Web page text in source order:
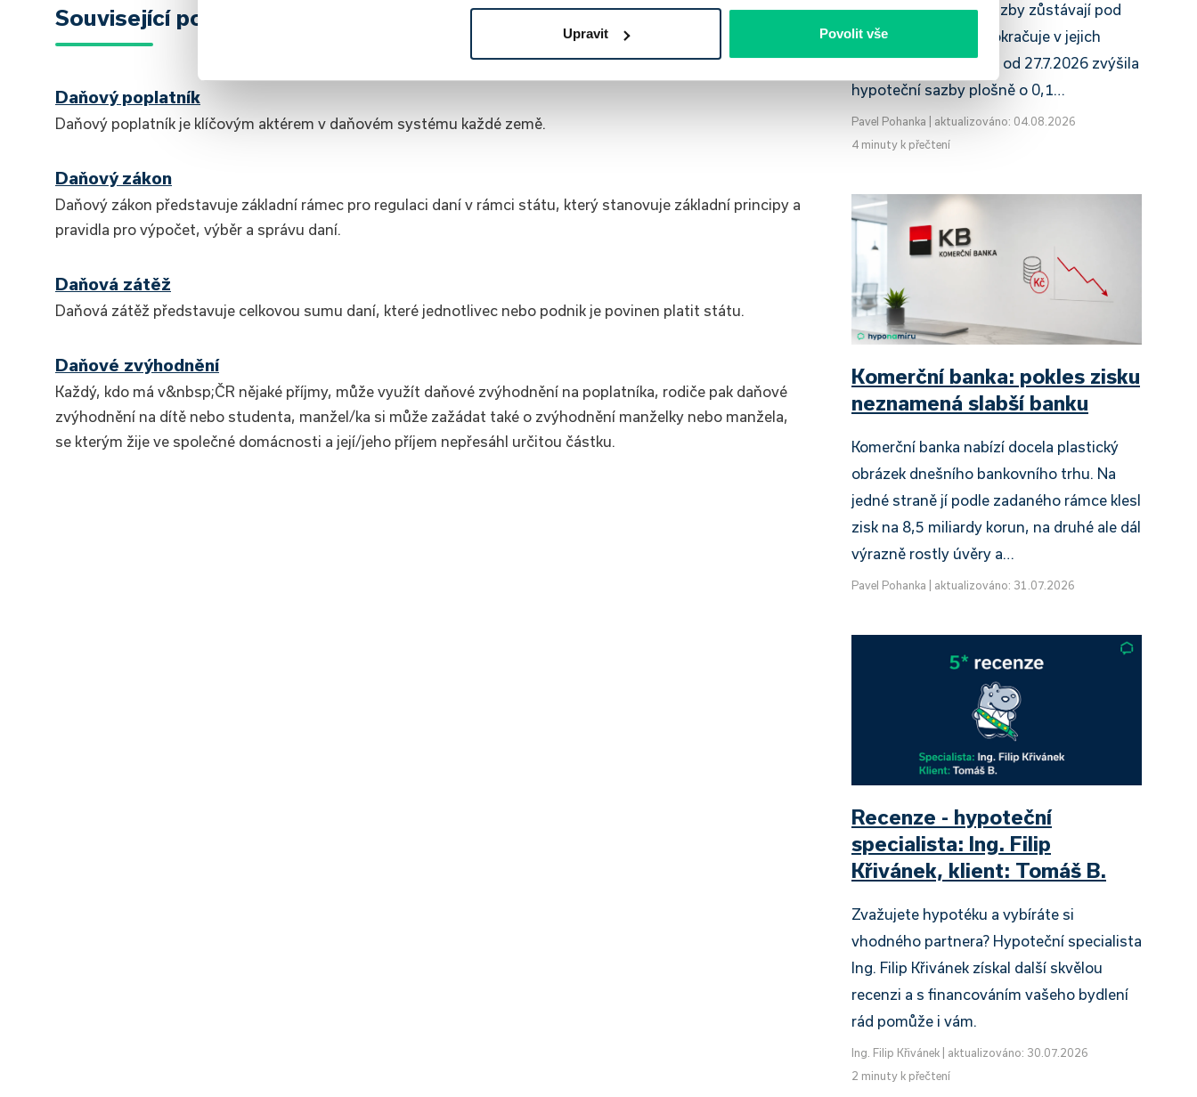
Upravit Povolit vše
Související pojmy
Daňový poplatník
Daňový poplatník je klíčovým aktérem v daňovém systému každé země.
Daňový zákon
Daňový zákon představuje základní rámec pro regulaci daní v rámci státu, který stanovuje základní principy a
pravidla pro výpočet, výběr a správu daní.
Daňová zátěž
Daňová zátěž představuje celkovou sumu daní, které jednotlivec nebo podnik je povinen platit státu.
Daňové zvýhodnění
Každý, kdo má v&nbsp;ČR nějaké příjmy, může využít daňové zvýhodnění na poplatníka, rodiče pak daňové
zvýhodnění na dítě nebo studenta, manžel/ka si může zažádat také o zvýhodnění manželky nebo manžela,
se kterým žije ve společné domácnosti a její/jeho příjem nepřesáhl určitou částku.
2026 potvrzuje, že sazby zůstávají pod
tlakem a část bank pokračuje v jejich
růstu. UniCredit Bank od 27.7.2026 zvýšila
hypoteční sazby plošně o 0,1…
Pavel Pohanka
aktualizováno: 04.08.2026
4 minuty k přečtení
Komerční banka: pokles zisku
neznamená slabší banku
Komerční banka nabízí docela plastický
obrázek dnešního bankovního trhu. Na
jedné straně jí podle zadaného rámce klesl
zisk na 8,5 miliardy korun, na druhé ale dál
výrazně rostly úvěry a…
Pavel Pohanka aktualizováno: 31.07.2026
Recenze - hypoteční
specialista: Ing. Filip
Křivánek, klient: Tomáš B.
Zvažujete hypotéku a vybíráte si
vhodného partnera? Hypoteční specialista
Ing. Filip Křivánek získal další skvělou
recenzi a s financováním vašeho bydlení
rád pomůže i vám.
Ing. Filip Křivánek
aktualizováno: 30.07.2026
2 minuty k přečtení